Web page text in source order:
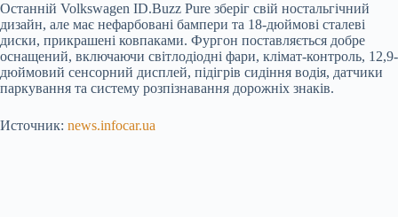
Останній Volkswagen ID.Buzz Pure зберіг свій ностальгічний
дизайн, але має нефарбовані бампери та 18-дюймові сталеві
диски, прикрашені ковпаками. Фургон поставляється добре
оснащений, включаючи світлодіодні фари, клімат-контроль, 12,9-
дюймовий сенсорний дисплей, підігрів сидіння водія, датчики
паркування та систему розпізнавання дорожніх знаків.
Источник: news.infocar.ua